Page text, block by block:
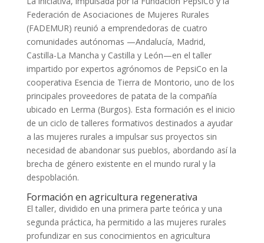
Federación de Asociaciones de Mujeres Rurales
(FADEMUR) reunió a emprendedoras de cuatro
comunidades autónomas —Andalucía, Madrid,
Castilla-La Mancha y Castilla y León—en el taller
impartido por expertos agrónomos de PepsiCo en la
cooperativa Esencia de Tierra de Montorio, uno de los
principales proveedores de patata de la compañía
ubicado en Lerma (Burgos). Esta formación es el inicio
de un ciclo de talleres formativos destinados a ayudar
a las mujeres rurales a impulsar sus proyectos sin
necesidad de abandonar sus pueblos, abordando así la
brecha de género existente en el mundo rural y la
despoblación.
Formación en agricultura regenerativa
El taller, dividido en una primera parte teórica y una
segunda práctica, ha permitido a las mujeres rurales
profundizar en sus conocimientos en agricultura